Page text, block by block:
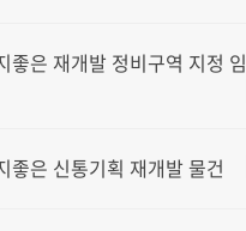
좋은 재개발 정비구역 지정
좋은 신통기획 재개발 물건